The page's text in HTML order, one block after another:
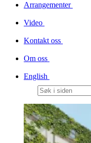
Arrangementer
Video
Kontakt oss
Om oss
English